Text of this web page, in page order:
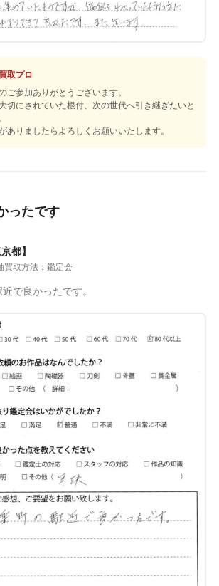
取プロ
ご参加ありがとうございます。
切にされていた根付、次の世代へ引き継ぎたいと
ありましたらよろしくお願いいたします。
ったです
京都】
買取方法：鑑定会
で良かったです。